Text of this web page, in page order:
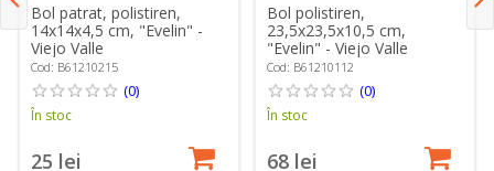
Bol patrat, polistiren,
14x14x4,5 cm, "Evelin" -
Viejo Valle
Cod: B61210215
(0)
În stoc
25 lei
Bol polistiren,
23,5x23,5x10,5 cm,
"Evelin" - Viejo Valle
Cod: B61210112
(0)
În stoc
68 lei